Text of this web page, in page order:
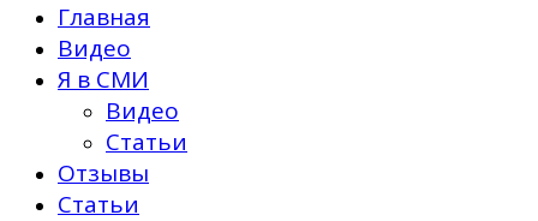
Главная
Видео
Я в СМИ
Видео
Статьи
Отзывы
Статьи